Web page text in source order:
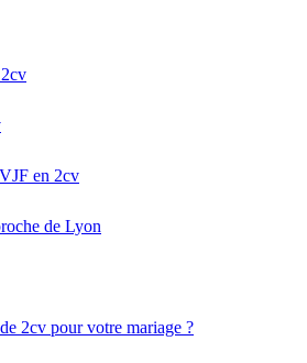
en 2cv
de Lyon
2cv pour votre mariage ?